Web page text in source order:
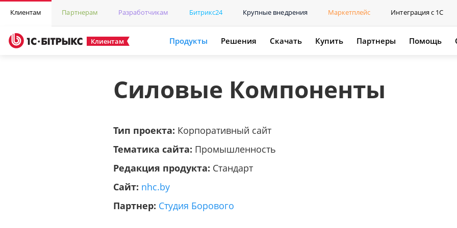
Клиентам Партнерам Разработчикам Битрикс24 Крупные внедрения Маркетплейс Интеграция с 1С
Клиентам Продукты Решения Скачать Купить Партнеры Помощь
Силовые Компоненты
Тип проекта: Корпоративный сайт
Тематика сайта: Промышленность
Редакция продукта: Стандарт
Сайт: nhc.by
Партнер: Студия Борового